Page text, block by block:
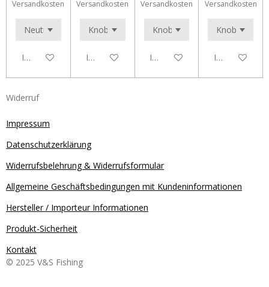
Versandkosten
In den Warenkorb
Versandkosten
In den Warenkorb
Versandkosten
In den Warenkorb
Versandkosten
In den
Widerruf
Impressum
Datenschutzerklärung
Widerrufsbelehrung & Widerrufsformular
Allgemeine Geschäftsbedingungen mit Kundeninformationen
Hersteller / Importeur Informationen
Produkt-Sicherheit
Kontakt
© 2025 V&S Fishing